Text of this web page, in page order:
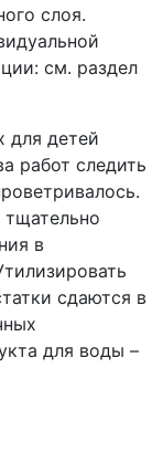
слоя.
см. раздел
для детей
работ следить
в
сдаются в
для воды –